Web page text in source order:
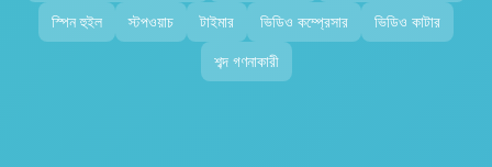
স্পিন হুইল
স্টপওয়াচ টাইমার ভিডিও কম্প্রেসার
ভিডিও কাটার
শব্দ গণনাকারী